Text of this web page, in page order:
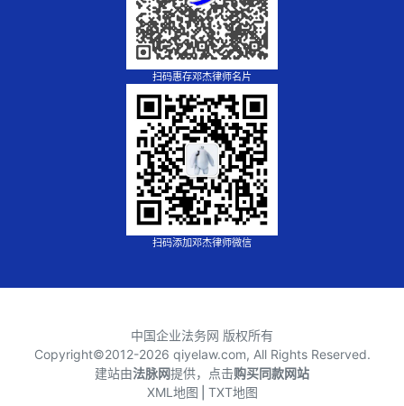
扫码惠存邓杰律师名片
扫码添加邓杰律师微信
中国企业法务网 版权所有
Copyright©2012-2026 qiyelaw.com, All Rights Reserved.
建站由法脉网提供，点击购买同款网站
XML地图 TXT地图